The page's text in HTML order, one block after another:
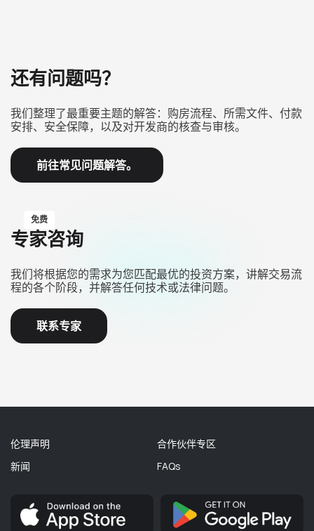
还有问题吗？
我们整理了最重要主题的解答：购房流程、所需文件、付款
安排、安全保障，以及对开发商的核查与审核。
前往常见问题解答。
免费
专家咨询
我们将根据您的需求为您匹配最优的投资方案，讲解交易流
程的各个阶段，并解答任何技术或法律问题。
联系专家
伦理声明
新闻
合作伙伴专区
FAQs